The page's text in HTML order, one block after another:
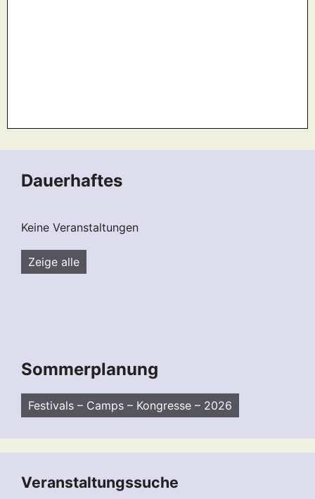
Dauerhaftes
Keine Veranstaltungen
Zeige alle
Sommerplanung
Festivals – Camps – Kongresse – 2026
Veranstaltungssuche